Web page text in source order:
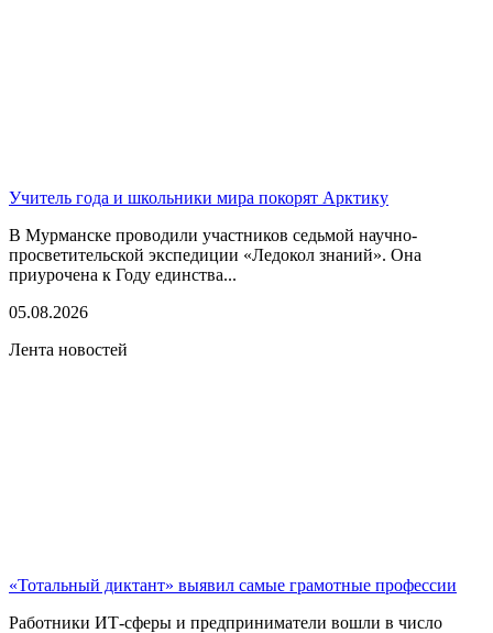
Учитель года и школьники мира покорят Арктику
В Мурманске проводили участников седьмой научно-
просветительской экспедиции «Ледокол знаний». Она
приурочена к Году единства...
05.08.2026
Лента новостей
«Тотальный диктант» выявил самые грамотные профессии
Работники ИТ-сферы и предприниматели вошли в число